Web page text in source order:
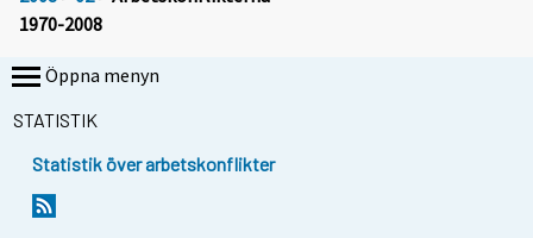
1970-2008
Öppna menyn
STATISTIK
Statistik över arbetskonflikter